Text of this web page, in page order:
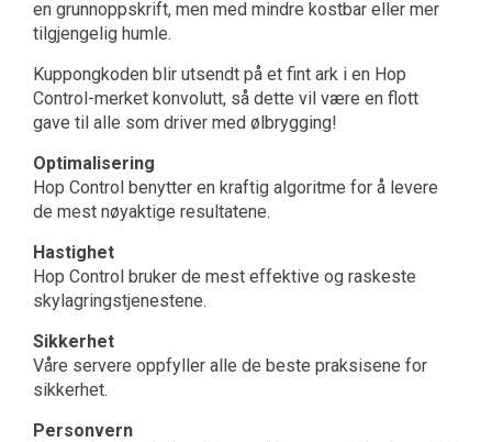
en grunnoppskrift, men med mindre kostbar eller mer
tilgjengelig humle.
Kuppongkoden blir utsendt på et fint ark i en Hop
Control-merket konvolutt, så dette vil være en flott
gave til alle som driver med ølbrygging!
Optimalisering
Hop Control benytter en kraftig algoritme for å levere
de mest nøyaktige resultatene.
Hastighet
Hop Control bruker de mest effektive og raskeste
skylagringstjenestene.
Sikkerhet
Våre servere oppfyller alle de beste praksisene for
sikkerhet.
Personvern